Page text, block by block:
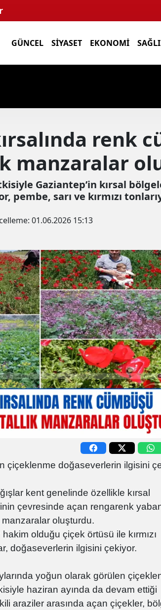
GÜNCEL SIYASET EKONOMI
renk
manzaralar
Gaziantep’in kırsal
pembe, sarı ve kırmızı
01.06.2026 15:13
çiçeklenme doğaseverlerin ilgisini
kent genelinde özellikle kırsal
çevresinde açan rengarenk
oluşturdu.
olduğu çiçek örtüsü ile kırmızı
doğaseverlerin ilgisini çekiyor.
yoğun olarak görülen
haziran ayında da devam ettiği
araziler arasında açan çiçekler,
et ve
Uluslararası Filistin Konvoyu
Gaziantep'te mitingle